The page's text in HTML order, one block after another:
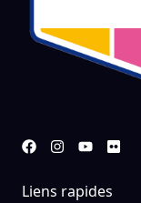
Liens rapides